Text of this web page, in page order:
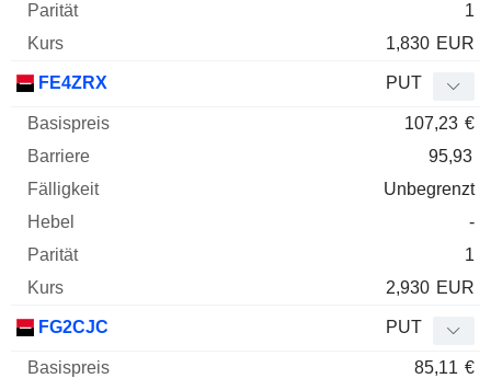
1
1,830 EUR
FE4ZRX PUT
107,23 €
95,93
Unbegrenzt
-
1
2,930 EUR
FG2CJC PUT
85,11 €